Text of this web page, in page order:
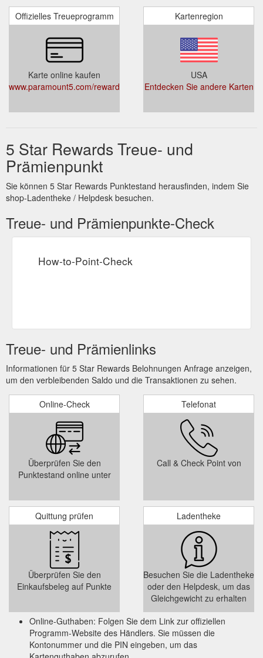
Offizielles Treueprogramm
Karte online kaufen
www.paramount5.com/rewards
Kartenregion
USA
Entdecken Sie andere Karten
5 Star Rewards Treue- und
Prämienpunkt
Sie können 5 Star Rewards Punktestand herausfinden, indem Sie
shop-Ladentheke / Helpdesk besuchen.
Treue- und Prämienpunkte-Check
How-to-Point-Check
Treue- und Prämienlinks
Informationen für 5 Star Rewards Belohnungen Anfrage anzeigen,
um den verbleibenden Saldo und die Transaktionen zu sehen.
Online-Check
Überprüfen Sie den
Punktestand online unter
Telefonat
Call & Check Point von
Quittung prüfen
Überprüfen Sie den
Einkaufsbeleg auf Punkte
Ladentheke
Besuchen Sie die Ladentheke
oder den Helpdesk, um das
Gleichgewicht zu erhalten
Online-Guthaben: Folgen Sie dem Link zur offiziellen
Programm-Website des Händlers. Sie müssen die
Kontonummer und die PIN eingeben, um das